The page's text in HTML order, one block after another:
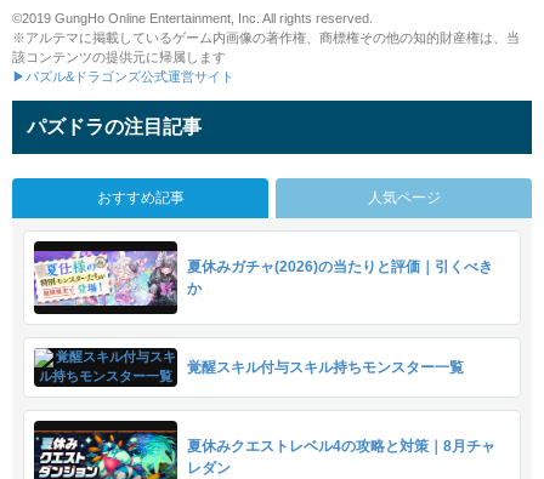
©2019 GungHo Online Entertainment, Inc. All rights reserved.
※アルテマに掲載しているゲーム内画像の著作権、商標権その他の知的財産権は、当
該コンテンツの提供元に帰属します
▶パズル&ドラゴンズ公式運営サイト
パズドラの注目記事
おすすめ記事 人気ページ
夏休みガチャ(2026)の当たりと評価｜引くべき
か
覚醒スキル付与スキル持ちモンスター一覧
夏休みクエストレベル4の攻略と対策｜8月チャ
レダン